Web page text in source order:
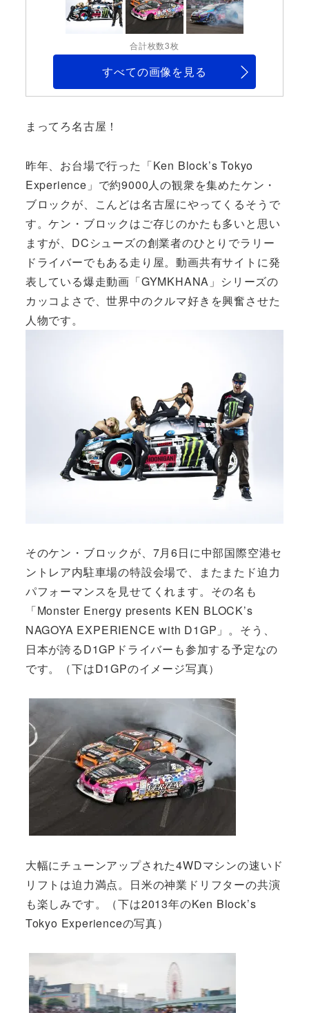
合計枚数3枚
すべての画像を見る
まってろ名古屋！
昨年、お台場で行った「Ken Block’s Tokyo
Experience」で約9000人の観衆を集めたケン・
ブロックが、こんどは名古屋にやってくるそうで
す。ケン・ブロックはご存じのかたも多いと思い
ますが、DCシューズの創業者のひとりでラリー
ドライバーでもある走り屋。動画共有サイトに発
表している爆走動画「GYMKHANA」シリーズの
カッコよさで、世界中のクルマ好きを興奮させた
人物です。
そのケン・ブロックが、7月6日に中部国際空港セ
ントレア内駐車場の特設会場で、またまたド迫力
パフォーマンスを見せてくれます。その名も
「Monster Energy presents KEN BLOCK’s
NAGOYA EXPERIENCE with D1GP」。そう、
日本が誇るD1GPドライバーも参加する予定なの
です。（下はD1GPのイメージ写真）
大幅にチューンアップされた4WDマシンの速いド
リフトは迫力満点。日米の神業ドリフターの共演
も楽しみです。（下は2013年のKen Block’s
Tokyo Experienceの写真）